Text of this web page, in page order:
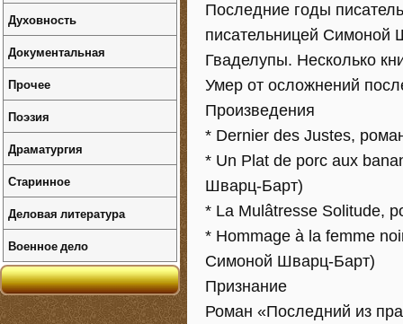
Последние годы
писательницей Симоной
Гваделупы. Несколько
Умер от осложнений
Произведения
* Dernier des Justes,
* Un Plat de porc aux
Шварц-Барт)
* La Mulâtresse Solitude,
* Hommage à la femme
Симоной Шварц-Барт)
Признание
Роман «Последний из
Духовность
Документальная
Прочее
Поэзия
Драматургия
Старинное
Деловая литература
Военное дело